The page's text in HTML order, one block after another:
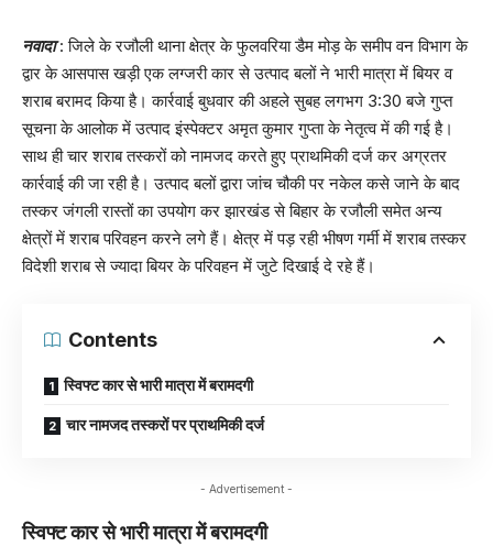
नवादा: जिले के रजौली थाना क्षेत्र के फुलवरिया डैम मोड़ के समीप वन विभाग के
द्वार के आसपास खड़ी एक लग्जरी कार से उत्पाद बलों ने भारी मात्रा में बियर व
शराब बरामद किया है। कार्रवाई बुधवार की अहले सुबह लगभग 3:30 बजे गुप्त
सूचना के आलोक में उत्पाद इंस्पेक्टर अमृत कुमार गुप्ता के नेतृत्व में की गई है।
साथ ही चार शराब तस्करों को नामजद करते हुए प्राथमिकी दर्ज कर अग्रतर
कार्रवाई की जा रही है। उत्पाद बलों द्वारा जांच चौकी पर नकेल कसे जाने के बाद
तस्कर जंगली रास्तों का उपयोग कर झारखंड से बिहार के रजौली समेत अन्य
क्षेत्रों में शराब परिवहन करने लगे हैं। क्षेत्र में पड़ रही भीषण गर्मी में शराब तस्कर
विदेशी शराब से ज्यादा बियर के परिवहन में जुटे दिखाई दे रहे हैं।
Contents
स्विफ्ट कार से भारी मात्रा में बरामदगी
चार नामजद तस्करों पर प्राथमिकी दर्ज
- Advertisement -
स्विफ्ट कार से भारी मात्रा में बरामदगी